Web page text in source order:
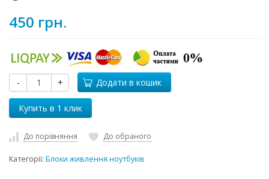
450 грн.
- + Додати в кошик
До порівняння До обраного
Категорії: Блоки живлення ноутбуків